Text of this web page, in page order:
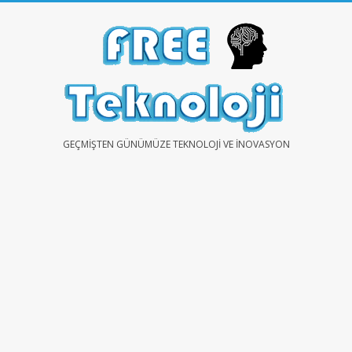
FREEGEÇMIŞTEN GÜNÜMÜZE TEKNOLOJI VE İNOVASYON